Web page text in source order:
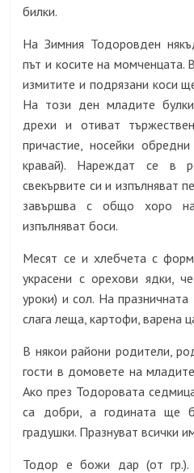
билки.
На Зимния Тодоровден
път и косите на момченцата.
измитите и подрязани коси
На този ден младите
дрехи и отиват
причастие, носейки
кравай). Нареждат се в
свекървите си и изпълняват
завършва с общо хоро
изпълняват боси.
Месят се и хлебчета с
украсени с орехови ядки,
уроки) и сол. На празничната
слага леща, картофи, варена
В някои райони родители,
гости в домовете на
Ако през Тодоровата
са добри, а годината ще
градушки. Празнуват всички
Тодор е божи дар (от гр.).